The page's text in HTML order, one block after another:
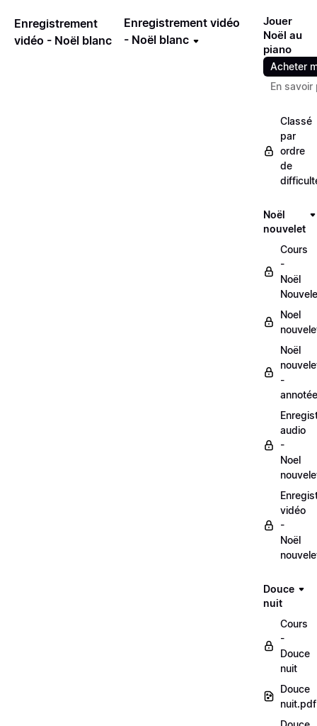
Enregistrement
vidéo - Noël blanc
Enregistrement vidéo
- Noël blanc
Jouer
Noël au
piano
Acheter
En savoir
Classé
par
ordre
de
Noël
nouvelet
Cours
-
Noël
Noel
Noël
-
audio
-
Noel
vidéo
-
Noël
Douce
nuit
Cours
-
Douce
nuit
Douce
nuit.pdf